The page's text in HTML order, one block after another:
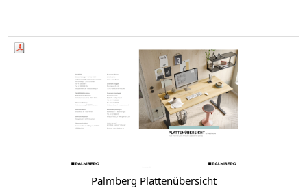
Palmberg Plattenübersicht